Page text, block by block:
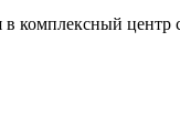
в комплексный